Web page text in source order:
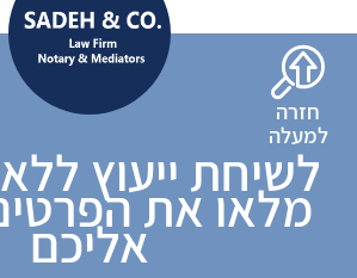
חזרה
למעלה
לשיחת ייעוץ
מלאו את
אליכם